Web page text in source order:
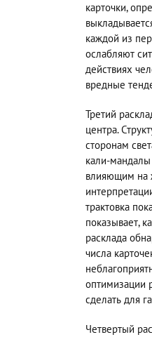
карточки,
каждой из
ослабляют
действиях
вредные
Третий
центра.
сторонам
кали-
влияющим на
трактовка
показывает,
расклада
числа
оптимизации
сделать для
Четвертый